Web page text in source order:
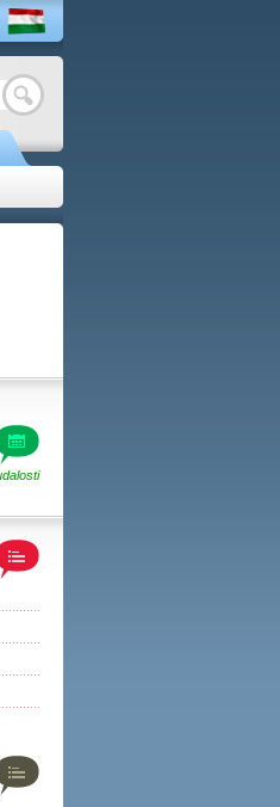
Hľadať